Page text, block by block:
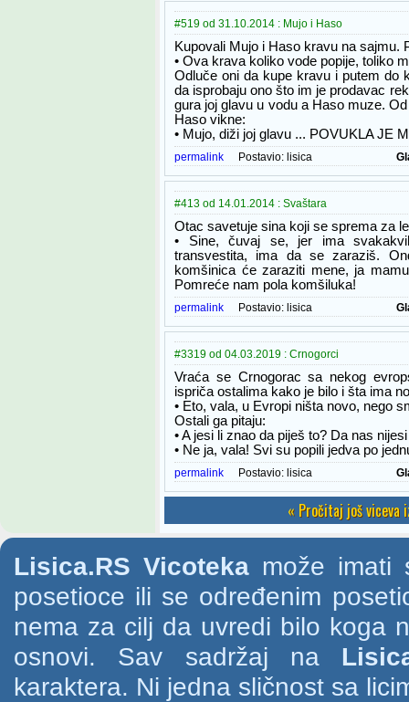
#519 od 31.10.2014 : Mujo i Haso
Kupovali Mujo i Haso kravu na sajmu.
• Ova krava koliko vode popije, toliko
Odluče oni da kupe kravu i putem do
da isprobaju ono što im je prodavac
gura joj glavu u vodu a Haso muze.
Haso vikne:
• Mujo, diži joj glavu ... POVUKLA JE
permalink Postavio: lisica
#413 od 14.01.2014 : Svaštara
Otac savetuje sina koji se sprema za
• Sine, čuvaj se, jer ima
transvestita, ima da se zaraziš.
komšinica će zaraziti mene, ja
Pomreće nam pola komšiluka!
permalink Postavio: lisica
#3319 od 04.03.2019 : Crnogorci
Vraća se Crnogorac sa nekog
ispriča ostalima kako je bilo i šta ima
• Eto, vala, u Evropi ništa novo, nego
Ostali ga pitaju:
• A jesi li znao da piješ to? Da nas
• Ne ja, vala! Svi su popili jedva po
permalink Postavio: lisica
« Pročitaj još viceva
Lisica.RS Vicotekamože imati
posetioce ili se određenim
nema za cilj da uvredi bilo koga
osnovi. Sav sadržaj na
karaktera. Ni jedna sličnost sa